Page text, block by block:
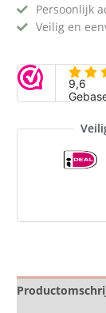
Persoonlijk
Veilig en